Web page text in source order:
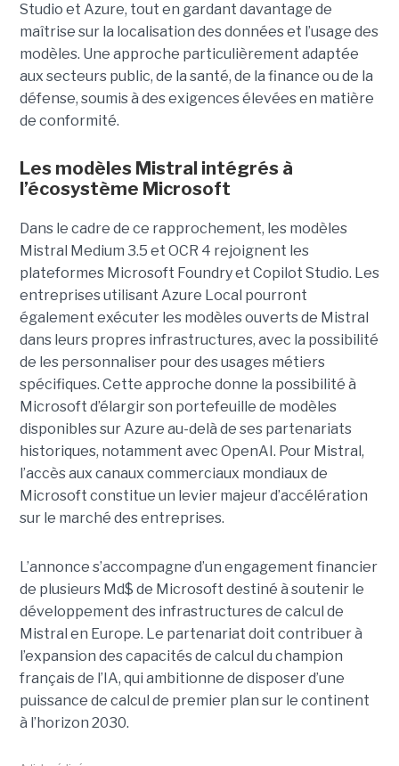
Studio et Azure, tout en gardant davantage de
maîtrise sur la localisation des données et l’usage des
modèles. Une approche particulièrement adaptée
aux secteurs public, de la santé, de la finance ou de la
défense, soumis à des exigences élevées en matière
de conformité.
Les modèles Mistral intégrés à
l’écosystème Microsoft
Dans le cadre de ce rapprochement, les modèles
Mistral Medium 3.5 et OCR 4 rejoignent les
plateformes Microsoft Foundry et Copilot Studio. Les
entreprises utilisant Azure Local pourront
également exécuter les modèles ouverts de Mistral
dans leurs propres infrastructures, avec la possibilité
de les personnaliser pour des usages métiers
spécifiques. Cette approche donne la possibilité à
Microsoft d’élargir son portefeuille de modèles
disponibles sur Azure au-delà de ses partenariats
historiques, notamment avec OpenAI. Pour Mistral,
l’accès aux canaux commerciaux mondiaux de
Microsoft constitue un levier majeur d’accélération
sur le marché des entreprises.
L’annonce s’accompagne d’un engagement financier
de plusieurs Md$ de Microsoft destiné à soutenir le
développement des infrastructures de calcul de
Mistral en Europe. Le partenariat doit contribuer à
l’expansion des capacités de calcul du champion
français de l’IA, qui ambitionne de disposer d’une
puissance de calcul de premier plan sur le continent
à l’horizon 2030.